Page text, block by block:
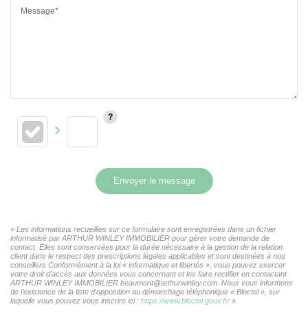
Message*
Envoyer le message
« Les informations recueillies sur ce formulaire sont enregistrées dans un fichier
informatisé par ARTHUR WINLEY IMMOBILIER pour gérer votre demande de
contact. Elles sont conservées pour la durée nécessaire à la gestion de la relation
client dans le respect des prescriptions légales applicables et sont destinées à nos
conseillers Conformément à la loi « informatique et libertés », vous pouvez exercer
votre droit d'accès aux données vous concernant et les faire rectifier en contactant
ARTHUR WINLEY IMMOBILIER beaumont@arthurwinley.com. Nous vous informons
de l'existence de la liste d'opposition au démarchage téléphonique « Bloctel », sur
laquelle vous pouvez vous inscrire ici : https://www.bloctel.gouv.fr/»